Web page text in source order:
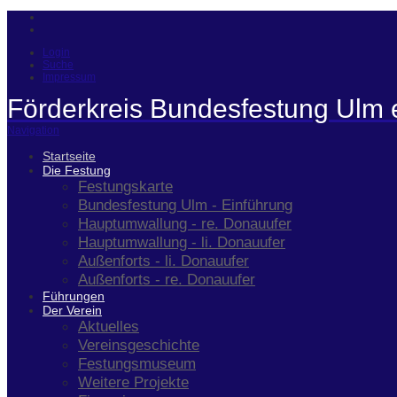
Login
Suche
Impressum
Förderkreis Bundesfestung Ulm
Navigation
Startseite
Die Festung
Festungskarte
Bundesfestung Ulm - Einführung
Hauptumwallung - re. Donauufer
Hauptumwallung - li. Donauufer
Außenforts - li. Donauufer
Außenforts - re. Donauufer
Führungen
Der Verein
Aktuelles
Vereinsgeschichte
Festungsmuseum
Weitere Projekte